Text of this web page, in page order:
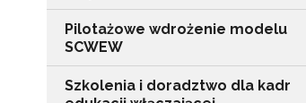
Pilotażowe wdrożenie modelu
SCWEW
Szkolenia i doradztwo dla kadr